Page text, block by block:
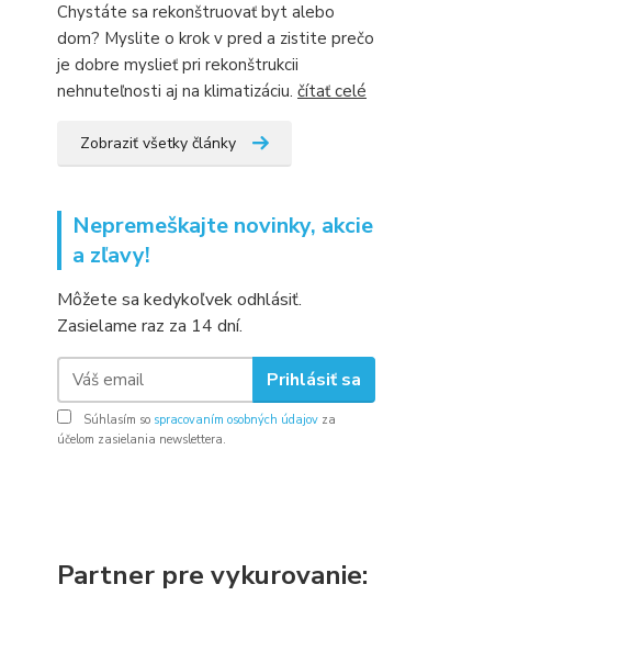
Chystáte sa rekonštruovať byt alebo
dom? Myslite o krok v pred a zistite prečo
je dobre myslieť pri rekonštrukcii
nehnuteľnosti aj na klimatizáciu. čítať celé
Zobraziť všetky články
Nepremeškajte novinky, akcie
a zľavy!
Môžete sa kedykoľvek odhlásiť.
Zasielame raz za 14 dní.
Prihlásiť sa
Súhlasím so spracovaním osobných údajov za
účelom zasielania newslettera.
Partner pre vykurovanie: